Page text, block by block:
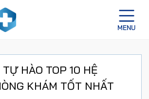
HÀO TOP 10 HỆ
KHÁM TỐT NHẤT